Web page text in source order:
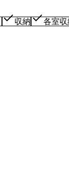
収納 各室収